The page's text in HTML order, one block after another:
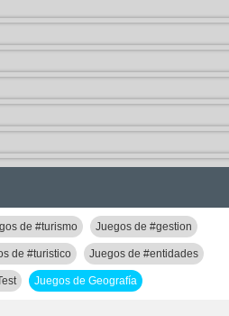
de #turismo Juegos de #gestion
de #turistico Juegos de #entidades
Juegos de Geografía